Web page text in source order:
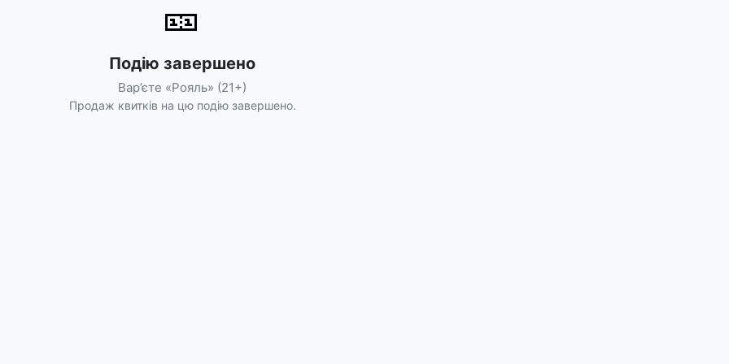
🎫
Подію завершено
Вар’єте «Рояль» (21+)
Продаж квитків на цю подію завершено.